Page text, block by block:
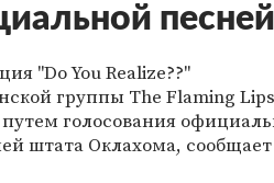
"Do You Realize??"
группы The Flaming Lips
голосования
штата Оклахома, сообщает